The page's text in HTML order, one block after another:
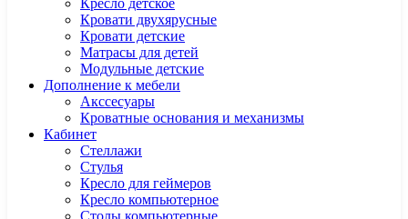
Кресло детское
Кровати двухярусные
Кровати детские
Матрасы для детей
Модульные детские
Дополнение к мебели
Акссесуары
Кроватные основания и механизмы
Кабинет
Cтеллажи
Cтулья
Кресло для геймеров
Кресло компьютерное
Столы компьютерные